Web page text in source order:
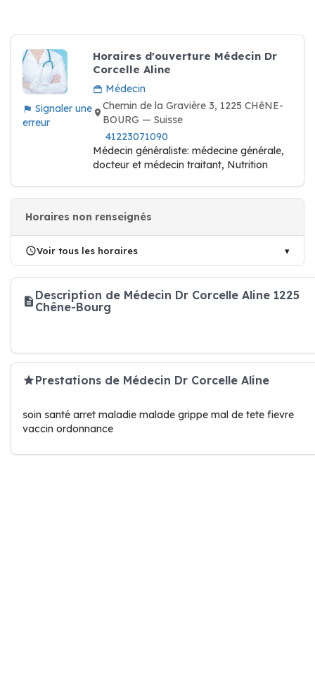
Signaler une
erreur
Horaires d'ouverture Médecin Dr
Corcelle Aline
Médecin
Chemin de la Gravière 3, 1225 CHêNE-
BOURG — Suisse
41223071090
Médecin généraliste: médecine générale,
docteur et médecin traitant, Nutrition
Horaires non renseignés
Voir tous les horaires
Description de Médecin Dr Corcelle Aline 1225
Chêne-Bourg
Prestations de Médecin Dr Corcelle Aline
soin santé arret maladie malade grippe mal de tete fievre
vaccin ordonnance